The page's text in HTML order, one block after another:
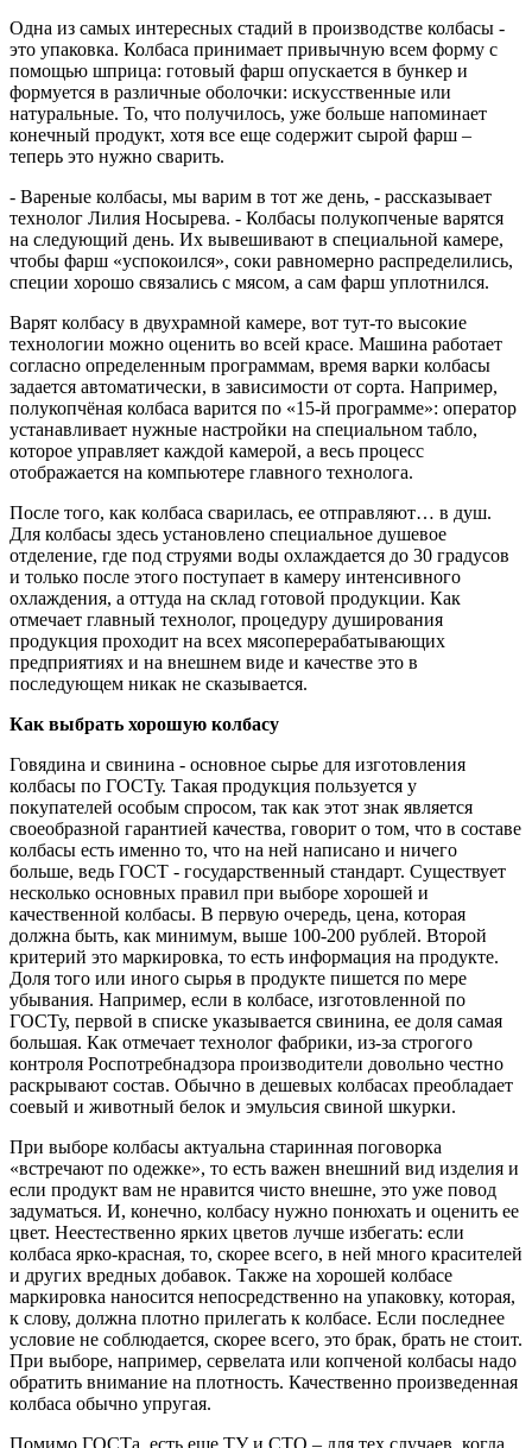
Одна из самых интересных стадий в производстве колбасы -
это упаковка. Колбаса принимает привычную всем форму с
помощью шприца: готовый фарш опускается в бункер и
формуется в различные оболочки: искусственные или
натуральные. То, что получилось, уже больше напоминает
конечный продукт, хотя все еще содержит сырой фарш –
теперь это нужно сварить.
- Вареные колбасы, мы варим в тот же день, - рассказывает
технолог Лилия Носырева. - Колбасы полукопченые варятся
на следующий день. Их вывешивают в специальной камере,
чтобы фарш «успокоился», соки равномерно распределились,
специи хорошо связались с мясом, а сам фарш уплотнился.
Варят колбасу в двухрамной камере, вот тут-то высокие
технологии можно оценить во всей красе. Машина работает
согласно определенным программам, время варки колбасы
задается автоматически, в зависимости от сорта. Например,
полукопчёная колбаса варится по «15-й программе»: оператор
устанавливает нужные настройки на специальном табло,
которое управляет каждой камерой, а весь процесс
отображается на компьютере главного технолога.
После того, как колбаса сварилась, ее отправляют… в душ.
Для колбасы здесь установлено специальное душевое
отделение, где под струями воды охлаждается до 30 градусов
и только после этого поступает в камеру интенсивного
охлаждения, а оттуда на склад готовой продукции. Как
отмечает главный технолог, процедуру душирования
продукция проходит на всех мясоперерабатывающих
предприятиях и на внешнем виде и качестве это в
последующем никак не сказывается.
Как выбрать хорошую колбасу
Говядина и свинина - основное сырье для изготовления
колбасы по ГОСТу. Такая продукция пользуется у
покупателей особым спросом, так как этот знак является
своеобразной гарантией качества, говорит о том, что в составе
колбасы есть именно то, что на ней написано и ничего
больше, ведь ГОСТ - государственный стандарт. Существует
несколько основных правил при выборе хорошей и
качественной колбасы. В первую очередь, цена, которая
должна быть, как минимум, выше 100-200 рублей. Второй
критерий это маркировка, то есть информация на продукте.
Доля того или иного сырья в продукте пишется по мере
убывания. Например, если в колбасе, изготовленной по
ГОСТу, первой в списке указывается свинина, ее доля самая
большая. Как отмечает технолог фабрики, из-за строгого
контроля Роспотребнадзора производители довольно честно
раскрывают состав. Обычно в дешевых колбасах преобладает
соевый и животный белок и эмульсия свиной шкурки.
При выборе колбасы актуальна старинная поговорка
«встречают по одежке», то есть важен внешний вид изделия и
если продукт вам не нравится чисто внешне, это уже повод
задуматься. И, конечно, колбасу нужно понюхать и оценить ее
цвет. Неестественно ярких цветов лучше избегать: если
колбаса ярко-красная, то, скорее всего, в ней много красителей
и других вредных добавок. Также на хорошей колбасе
маркировка наносится непосредственно на упаковку, которая,
к слову, должна плотно прилегать к колбасе. Если последнее
условие не соблюдается, скорее всего, это брак, брать не стоит.
При выборе, например, сервелата или копченой колбасы надо
обратить внимание на плотность. Качественно произведенная
колбаса обычно упругая.